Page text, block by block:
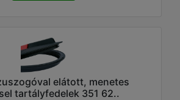
elátott, menetes
tartályfedelek 351 62..